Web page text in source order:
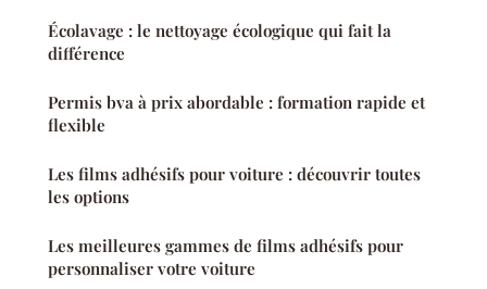
Écolavage : le nettoyage écologique qui fait la
différence
Permis bva à prix abordable : formation rapide et
flexible
Les films adhésifs pour voiture : découvrir toutes
les options
Les meilleures gammes de films adhésifs pour
personnaliser votre voiture